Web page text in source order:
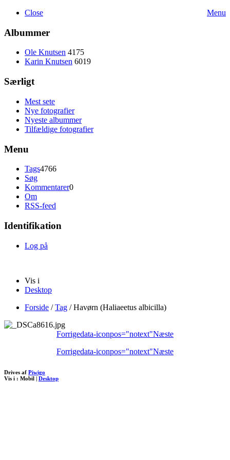
Menu
Close
Albummer
Ole Knutsen 4175
Karin Knutsen 6019
Særligt
Mest sete
Nye fotografier
Nyeste albummer
Tilfældige fotografier
Menu
Tags4766
Søg
Kommentarer0
Om
RSS-feed
Identifikation
Log på
Vis i
Desktop
Forside /Tag /Havørn (Haliaeetus albicilla)
Forrigedata-iconpos="notext"Næste
Forrigedata-iconpos="notext"Næste
Drives af Piwigo
Vis i : Mobil | Desktop